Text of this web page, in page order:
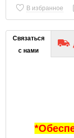
В избранное
Связаться
с нами